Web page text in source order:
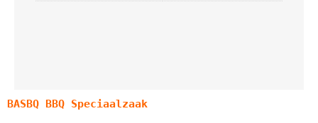
BASBQ BBQ Speciaalzaak